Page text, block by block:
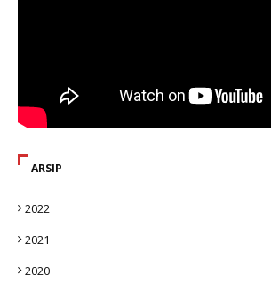
ARSIP
2022
2021
2020